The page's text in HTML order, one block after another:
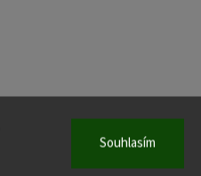
Souhlasím